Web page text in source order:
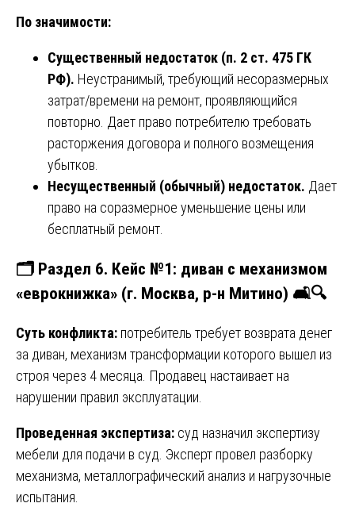
По значимости:
Существенный недостаток (п. 2 ст. 475 ГК
РФ). Неустранимый, требующий несоразмерных
затрат/времени на ремонт, проявляющийся
повторно. Дает право потребителю требовать
расторжения договора и полного возмещения
убытков.
Несущественный (обычный) недостаток. Дает
право на соразмерное уменьшение цены или
бесплатный ремонт.
🗂️ Раздел 6. Кейс №1: диван с механизмом
«еврокнижка» (г. Москва, р-н Митино) 🛋️🔍
Суть конфликта: потребитель требует возврата денег
за диван, механизм трансформации которого вышел из
строя через 4 месяца. Продавец настаивает на
нарушении правил эксплуатации.
Проведенная экспертиза: суд назначил экспертизу
мебели для подачи в суд. Эксперт провел разборку
механизма, металлографический анализ и нагрузочные
испытания.